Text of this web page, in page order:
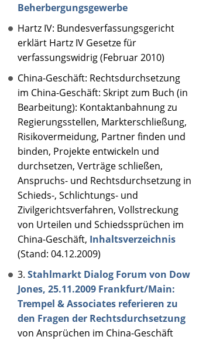
Beherbergungsgewerbe
Hartz IV: Bundesverfassungsgericht
erklärt Hartz IV Gesetze für
verfassungswidrig (Februar 2010)
China-Geschäft: Rechtsdurchsetzung
im China-Geschäft: Skript zum Buch (in
Bearbeitung): Kontaktanbahnung zu
Regierungsstellen, Markterschließung,
Risikovermeidung, Partner finden und
binden, Projekte entwickeln und
durchsetzen, Verträge schließen,
Anspruchs- und Rechtsdurchsetzung in
Schieds-, Schlichtungs- und
Zivilgerichtsverfahren, Vollstreckung
von Urteilen und Schiedssprüchen im
China-Geschäft, Inhaltsverzeichnis
(Stand: 04.12.2009)
3. Stahlmarkt Dialog Forum von Dow
Jones, 25.11.2009 Frankfurt/Main:
Trempel & Associates referieren zu
den Fragen der Rechtsdurchsetzung
von Ansprüchen im China-Geschäft